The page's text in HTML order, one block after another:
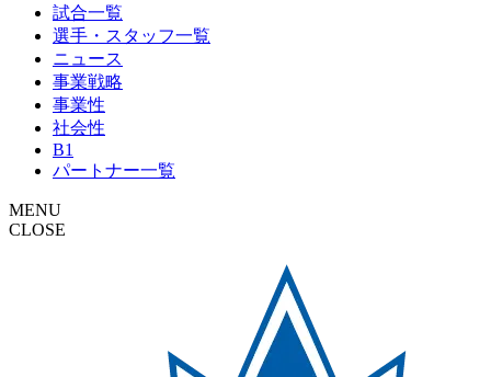
試合一覧
選手・スタッフ一覧
ニュース
事業戦略
事業性
社会性
B1
パートナー一覧
MENU
CLOSE